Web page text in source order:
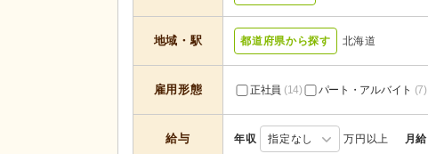
地域・駅 都道府県から探す 北海道
雇用形態 正社員 (14) パート・アルバイト (7)
給与 年収 指定なし 万円以上 月給